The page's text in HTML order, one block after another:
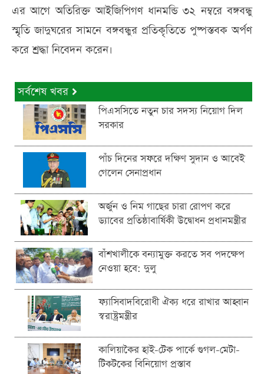
এর আগে অতিরিক্ত আইজিপিগণ ধানমন্ডি ৩২ নম্বরে বঙ্গবন্ধু
স্মৃতি জাদুঘরের সামনে বঙ্গবন্ধুর প্রতিকৃতিতে পুষ্পস্তবক অর্পণ
করে শ্রদ্ধা নিবেদন করেন।
সর্বশেষ খবর
পিএসসিতে নতুন চার সদস্য নিয়োগ দিল
সরকার
পাঁচ দিনের সফরে দক্ষিণ সুদান ও আবেই
গেলেন সেনাপ্রধান
অর্জুন ও নিম গাছের চারা রোপণ করে
ড্যাবের প্রতিষ্ঠাবার্ষিকী উদ্বোধন প্রধানমন্ত্রীর
বাঁশখালীকে বন্যামুক্ত করতে সব পদক্ষেপ
নেওয়া হবে: দুলু
ফ্যাসিবাদবিরোধী ঐক্য ধরে রাখার আহ্বান
স্বরাষ্ট্রমন্ত্রীর
কালিয়াকৈর হাই-টেক পার্কে গুগল-মেটা-
টিকটকের বিনিয়োগ প্রস্তাব